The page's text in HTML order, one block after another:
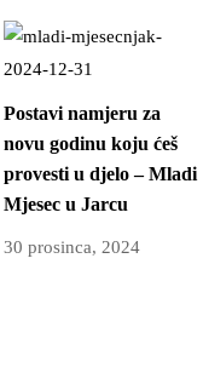
Postavi namjeru za
novu godinu koju ćeš
provesti u djelo – Mladi
Mjesec u Jarcu
30 prosinca, 2024